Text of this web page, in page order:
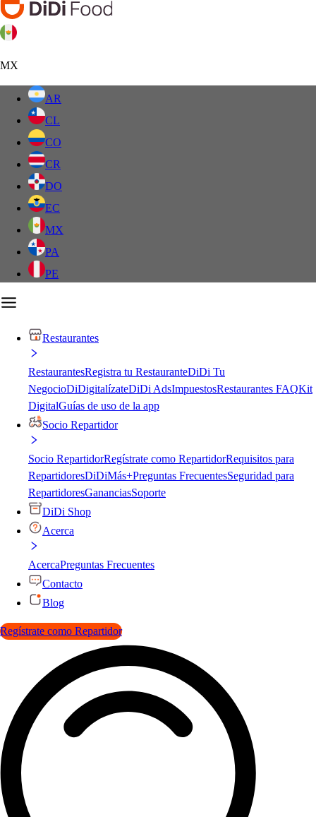
MX
AR
CL
CO
CR
DO
EC
MX
PA
PE
Restaurantes
RestaurantesRegistra tu RestauranteDiDi Tu
NegocioDiDigitalízateDiDi AdsImpuestosRestaurantes FAQKit
DigitalGuías de uso de la app
Socio Repartidor
Socio RepartidorRegístrate como RepartidorRequisitos para
RepartidoresDiDiMás+Preguntas FrecuentesSeguridad para
RepartidoresGananciasSoporte
DiDi Shop
Acerca
AcercaPreguntas Frecuentes
Contacto
Blog
Regístrate como Repartidor